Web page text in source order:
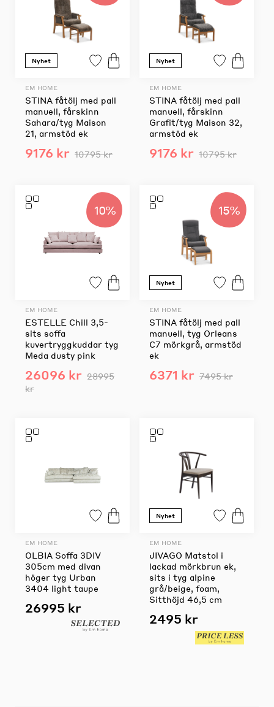
Nyhet
EM HOME
STINA fåtölj med pall
manuell, fårskinn
Sahara/tyg Maison
21, armstöd ek
9176 kr 10795 kr
Nyhet
EM HOME
STINA fåtölj med pall
manuell, fårskinn
Grafit/tyg Maison 32,
armstöd ek
9176 kr 10795 kr
10%
EM HOME
ESTELLE Chill 3,5-
sits soffa
kuvertryggkuddar tyg
Meda dusty pink
26096 kr 28995
kr
15%
Nyhet
EM HOME
STINA fåtölj med pall
manuell, tyg Orleans
C7 mörkgrå, armstöd
ek
6371 kr 7495 kr
EM HOME
OLBIA Soffa 3DIV
305cm med divan
höger tyg Urban
3404 light taupe
26995 kr
Nyhet
EM HOME
JIVAGO Matstol i
lackad mörkbrun ek,
sits i tyg alpine
grå/beige, foam,
Sitthöjd 46,5 cm
2495 kr